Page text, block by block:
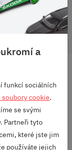
a
funkcí sociálních
soubory cookie.
se svými
Partneři tyto
které jste jim
používáte jejich